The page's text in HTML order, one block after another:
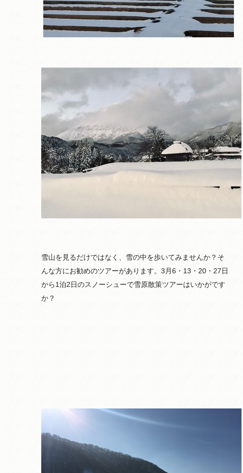
雪山を見るだけではなく、雪の中を歩いてみませんか？そ
んな方にお勧めのツアーがあります。3月6・13・20・27日
から1泊2日のスノーシューで雪原散策ツアーはいかがです
か？